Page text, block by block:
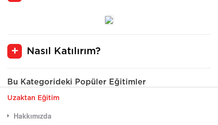
Nasıl Katılırım?
Bu Kategorideki Popüler Eğitimler
Uzaktan Eğitim
Hakkımızda